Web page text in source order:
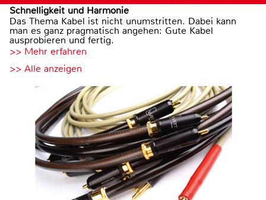
Schnelligkeit und Harmonie
Das Thema Kabel ist nicht unumstritten. Dabei kann
man es ganz pragmatisch angehen: Gute Kabel
ausprobieren und fertig.
>> Mehr erfahren
>> Alle anzeigen